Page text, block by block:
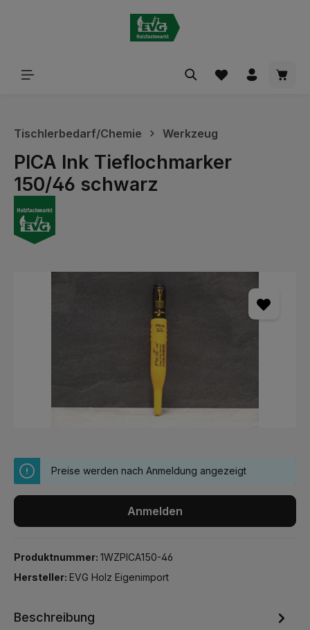
Tischlerbedarf/Chemie Werkzeug
PICA Ink Tieflochmarker
150/46 schwarz
Preise werden nach Anmeldung angezeigt
Anmelden
Produktnummer: 1WZPICA150-46
Hersteller: EVG Holz Eigenimport
Beschreibung